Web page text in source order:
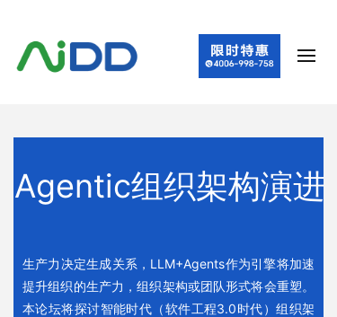
Agentic组织架构演进
生产力决定生成关系，LLM+Agents作为引擎将加速
提升组织的生产力，组织架构或团队形式将会重塑。
本论坛将探讨智能时代（软件工程3.0时代）组织架